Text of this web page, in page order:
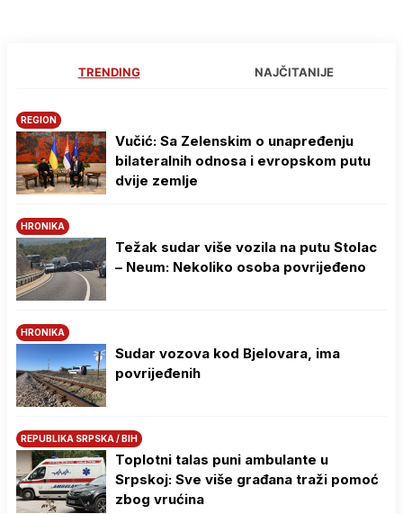
TRENDING NAJČITANIJE
REGION
Vučić: Sa Zelenskim o unapređenju
bilateralnih odnosa i evropskom putu
dvije zemlje
HRONIKA
Težak sudar više vozila na putu Stolac
– Neum: Nekoliko osoba povrijeđeno
HRONIKA
Sudar vozova kod Bjelovara, ima
povrijeđenih
REPUBLIKA SRPSKA / BIH
Toplotni talas puni ambulante u
Srpskoj: Sve više građana traži pomoć
zbog vrućina